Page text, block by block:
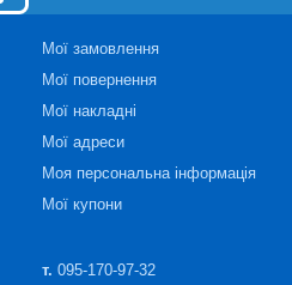
Мої замовлення
Мої повернення
Мої накладні
Мої адреси
Моя персональна інформація
Мої купони
т. 095-170-97-32